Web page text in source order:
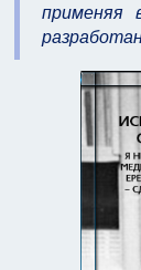
применяя